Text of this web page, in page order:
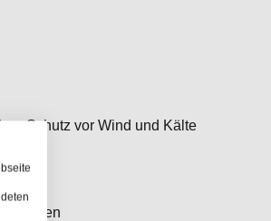
Schutz vor Wind und Kälte
Reisen